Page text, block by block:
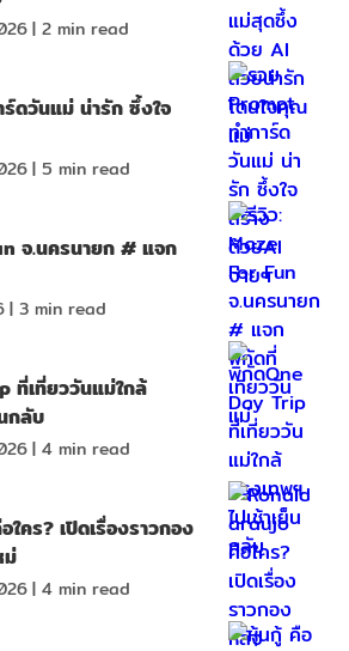
| 2 min read
ดวันแม่ น่ารัก ซึ้งใจ
| 5 min read
จ.นครนายก # แจก
| 3 min read
ที่เที่ยววันแม่ใกล้
กลับ
| 4 min read
คร? เปิดเรื่องราวกอง
ม่
| 4 min read